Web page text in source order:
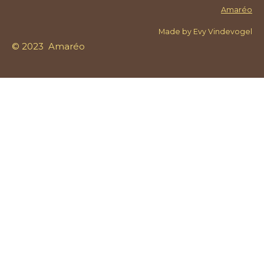
Amaréo
Made by Evy Vindevogel
© 2023 Amaréo